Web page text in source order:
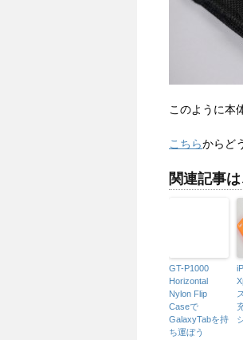
このように本
こちらからど
関連記事
GT-P1000
Horizontal
Nylon Flip
Caseで
GalaxyTabを持
ち運ぼう